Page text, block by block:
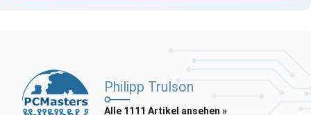
Philipp Trulson
Alle 1111 Artikel ansehen »